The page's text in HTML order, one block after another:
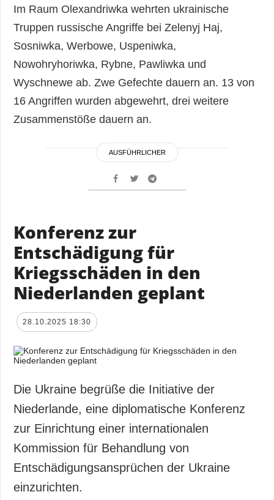
Im Raum Olexandriwka wehrten ukrainische
Truppen russische Angriffe bei Zelenyj Haj,
Sosniwka, Werbowe, Uspeniwka,
Nowohryhoriwka, Rybne, Pawliwka und
Wyschnewe ab. Zwe Gefechte dauern an. 13 von
16 Angriffen wurden abgewehrt, drei weitere
Zusammenstöße dauern an.
AUSFÜHRLICHER
Konferenz zur
Entschädigung für
Kriegsschäden in den
Niederlanden geplant
28.10.2025 18:30
Die Ukraine begrüße die Initiative der
Niederlande, eine diplomatische Konferenz
zur Einrichtung einer internationalen
Kommission für Behandlung von
Entschädigungsansprüchen der Ukraine
einzurichten.